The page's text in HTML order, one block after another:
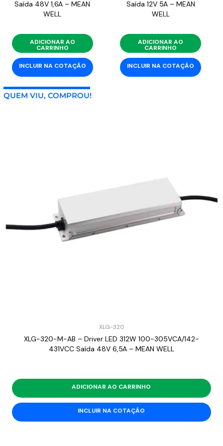
Saída 48V 1,6A – MEAN
WELL
ADICIONAR AO
CARRINHO
INCLUIR NA COTAÇÃO
Saída 12V 5A – MEAN
WELL
ADICIONAR AO
CARRINHO
INCLUIR NA COTAÇÃO
QUEM VIU, COMPROU!
XLG-320
XLG-320-M-AB – Driver LED 312W 100-305VCA/142-
431VCC Saída 48V 6,5A – MEAN WELL
ADICIONAR AO CARRINHO
INCLUIR NA COTAÇÃO